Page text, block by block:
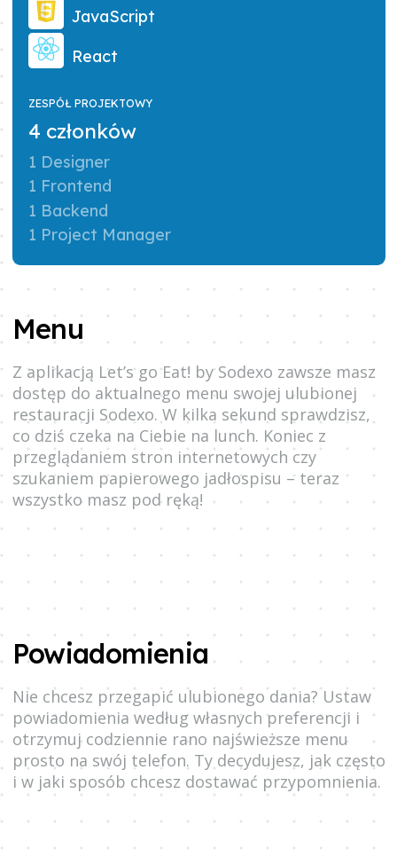
JavaScript
React
ZESPÓŁ PROJEKTOWY
4 członków
1 Designer
1 Frontend
1 Backend
1 Project Manager
Menu
Z aplikacją Let’s go Eat! by Sodexo zawsze masz
dostęp do aktualnego menu swojej ulubionej
restauracji Sodexo. W kilka sekund sprawdzisz,
co dziś czeka na Ciebie na lunch. Koniec z
przeglądaniem stron internetowych czy
szukaniem papierowego jadłospisu – teraz
wszystko masz pod ręką!
Powiadomienia
Nie chcesz przegapić ulubionego dania? Ustaw
powiadomienia według własnych preferencji i
otrzymuj codziennie rano najświeższe menu
prosto na swój telefon. Ty decydujesz, jak często
i w jaki sposób chcesz dostawać przypomnienia.